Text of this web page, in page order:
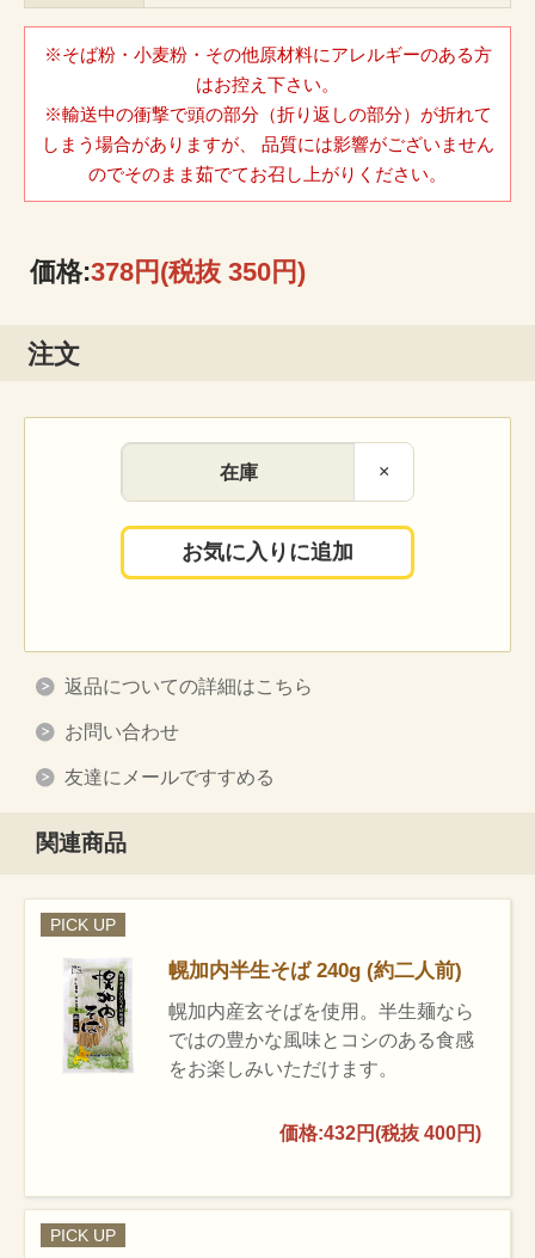
※そば粉・小麦粉・その他原材料にアレルギーのある方
はお控え下さい。
※輸送中の衝撃で頭の部分（折り返しの部分）が折れて
しまう場合がありますが、 品質には影響がございません
のでそのまま茹でてお召し上がりください。
価格:378円 (税抜 350円)
注文
在庫 ×
返品についての詳細はこちら
お問い合わせ
友達にメールですすめる
関連商品
PICK UP
幌加内半生そば 240g (約二人前)
幌加内産玄そばを使用。半生麺なら
ではの豊かな風味とコシのある食感
をお楽しみいただけます。
価格:432円(税抜 400円)
PICK UP